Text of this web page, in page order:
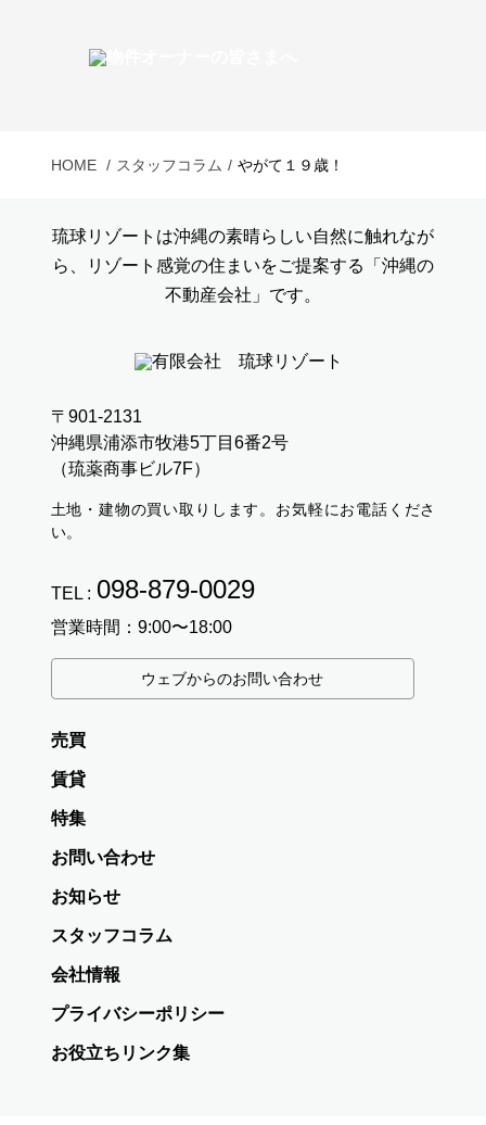
HOME スタッフコラム やがて１９歳！
琉球リゾートは沖縄の素晴らしい自然に触れなが
ら、リゾート感覚の住まいをご提案する「沖縄の
不動産会社」です。
〒901-2131
沖縄県浦添市牧港5丁目6番2号
（琉薬商事ビル7F）
土地・建物の買い取りします。お気軽にお電話くださ
い。
TEL : 098-879-0029
営業時間：9:00〜18:00
ウェブからのお問い合わせ
売買
賃貸
特集
お問い合わせ
お知らせ
スタッフコラム
会社情報
プライバシーポリシー
お役立ちリンク集